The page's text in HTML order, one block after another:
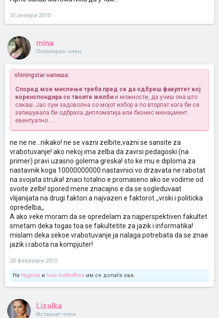
31 јануари 2010
mina
Популарен член
shiningstar напиша:
Според мое мислење треба пред се да одбреш факултет кој
коренспондира со твоите желби и можности, да учиш она што
сакаш. Јас сум задоволна со мојот избор а по вторпат кога би се
запишувала би одбрала дипломатија или бизнис менаџмент
евентуално ...
ne ne ne...nikako! ne se vazni zelbite,vazni se sansite za
vrabotuvanje! ako nekoj ima zelba da zavrsi pedagoski (na
primer) pravi uzasno golema greska! sto ke mu e diploma za
nastavnik koga 10000000000 nastavnici vo drzavata ne rabotat
na svojata struka! znaci totalno e promaseno ako se vodime od
svoite zelbi! spored mene znacajno e da se sogleduvaat
vlijanijata na drugi faktori a najvazen e faktorot ,,vrski i politicka
opredelba,,
A ako veke moram da se opredelam za najperspektiven fakultet
smetam deka togas toa se fakultetite za jazik i informatika!
mislam deka sekoe vrabotuvanje ja nalaga potrebata da se znae
jazik i rabota na kompjuter!
20 февруари 2010
На Hygieia и love.butterflies им се допаѓа ова.
Lizalka
Истакнат член